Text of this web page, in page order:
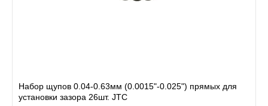
Набор щупов 0.04-0.63мм (0.0015"-0.025") прямых для
установки зазора 26шт. JTC